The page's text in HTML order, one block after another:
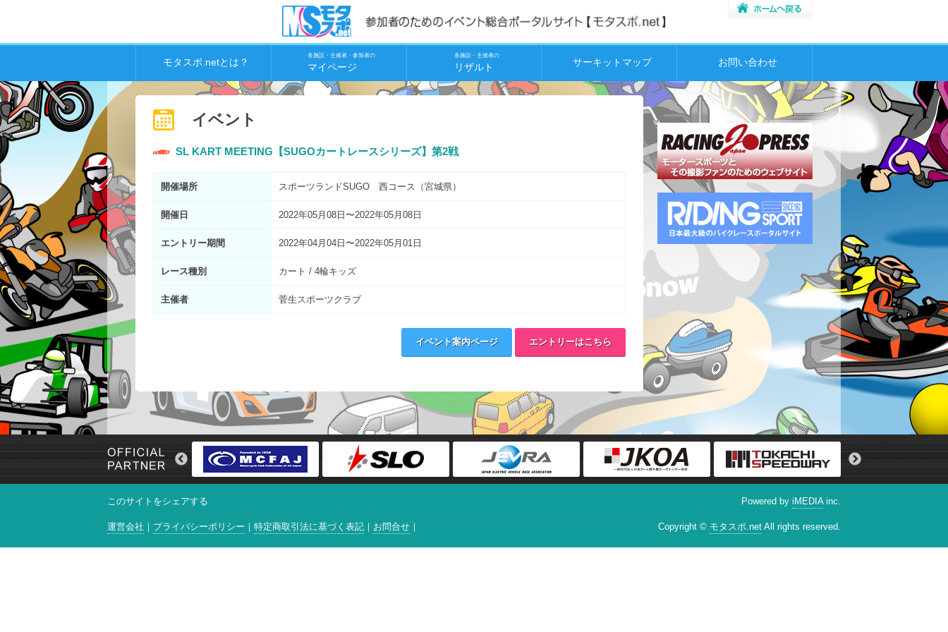
モタスポ.netとは？
各施設・主催者・参加者の
マイページ
各施設・主催者の
リザルト サーキットマップ お問い合わせ
イベント
SL KART MEETING【SUGOカートレースシリーズ】第2戦
開催場所 スポーツランドSUGO 西コース（宮城県）
開催日 2022年05月08日〜2022年05月08日
エントリー期間 2022年04月04日〜2022年05月01日
レース種別 カート / 4輪キッズ
主催者 菅生スポーツクラブ
イベント案内ページ エントリーはこちら
このサイトをシェアする Powered by iMEDIAinc.
運営会社 プライバシーポリシー 特定商取引法に基づく表記 お問合せ Copyright © モタスポ.net All rights reserved.